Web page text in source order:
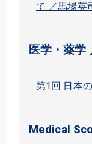
て ／馬場英
医学・薬学
第1回 日本
Medical